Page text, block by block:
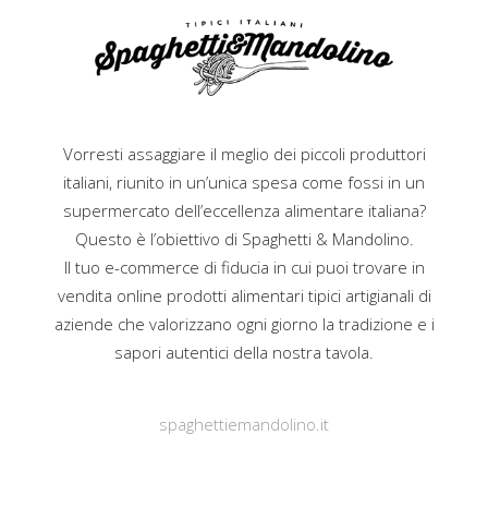
Vorresti assaggiare il meglio dei piccoli produttori
italiani, riunito in un’unica spesa come fossi in un
supermercato dell’eccellenza alimentare italiana?
Questo è l’obiettivo di Spaghetti & Mandolino.
Il tuo e-commerce di fiducia in cui puoi trovare in
vendita online prodotti alimentari tipici artigianali di
aziende che valorizzano ogni giorno la tradizione e i
sapori autentici della nostra tavola.
spaghettiemandolino.it